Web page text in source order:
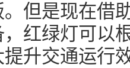
但是现在借
红绿灯可以
升交通运行